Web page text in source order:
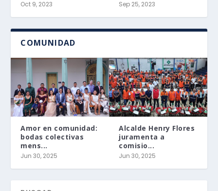
Oct 9, 2023 Sep 25, 2023
COMUNIDAD
Amor en comunidad:
bodas colectivas
mens...
Jun 30, 2025
Alcalde Henry Flores
juramenta a
comisio...
Jun 30, 2025